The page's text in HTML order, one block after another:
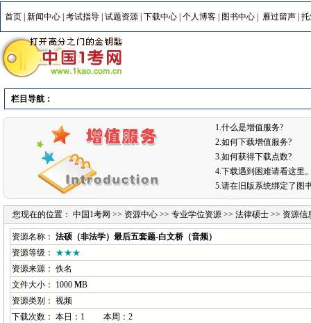
首页 新闻中心 考试指导 试题资源 下载中心 个人博客 图书中心 雁过留声
栏目导航：
1.什么是增值服务?
2.如何下载增值服务?
3.如何获得下载点数?
4.下载遇到困难请看这里
5.请在旧版系统绑定了图
您现在的位置： 中国1考网 >> 资源中心>> 专业学位资源>> 法律硕士>> 资源信
资源名称： 法硕（非法学）最后五套题-白文桥（音频）
资源等级：
★★★
资源来源： 佚名
文件大小： 1000 MB
资源类别： 视频
下载次数： 本日： 1 本周： 2